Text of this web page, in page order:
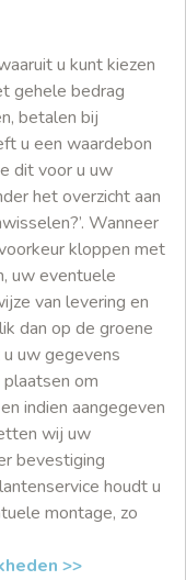
u kunt kiezen
gehele bedrag
betalen bij
u een waardebon
dit voor u uw
het overzicht aan
Wanneer
kloppen met
uw eventuele
van levering en
dan op de groene
u uw gegevens
om
indien aangegeven
wij uw
bevestiging
houdt u
montage, zo
>>